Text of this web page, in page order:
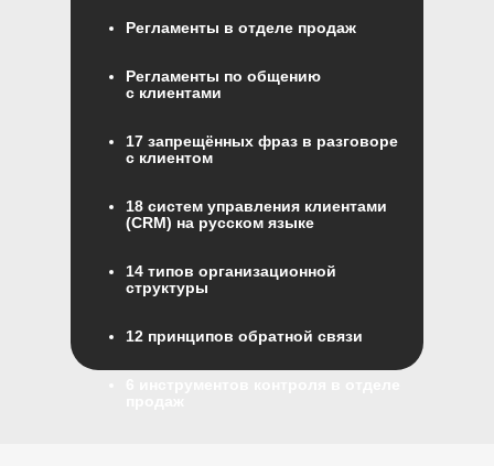
Регламенты в отделе продаж
Регламенты по общению
с клиентами
17 запрещённых фраз в разговоре
с клиентом
18 систем управления клиентами
(CRM) на русском языке
14 типов организационной
структуры
12 принципов обратной связи